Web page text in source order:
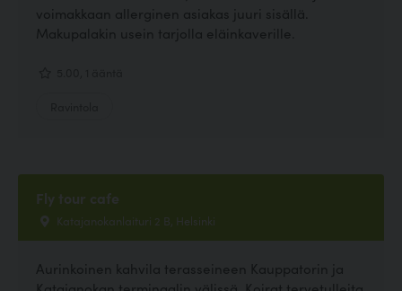
voimakkaan allerginen asiakas juuri sisällä.
Makupalakin usein tarjolla eläinkaverille.
Fly tour cafe
Katajanokanlaituri 2 B, Helsinki
Aurinkoinen kahvila terasseineen Kauppatorin ja